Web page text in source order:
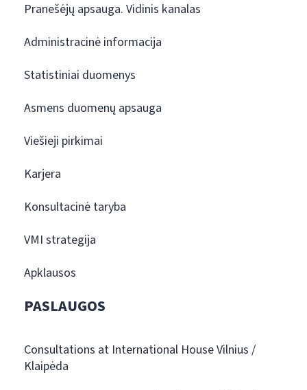
Pranešėjų apsauga. Vidinis kanalas
Administracinė informacija
Statistiniai duomenys
Asmens duomenų apsauga
Viešieji pirkimai
Karjera
Konsultacinė taryba
VMI strategija
Apklausos
PASLAUGOS
Consultations at International House Vilnius /
Klaipėda